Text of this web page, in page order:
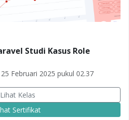
Studi Kasus Role
Februari 2025 pukul 02.37
Lihat Kelas
Sertifikat